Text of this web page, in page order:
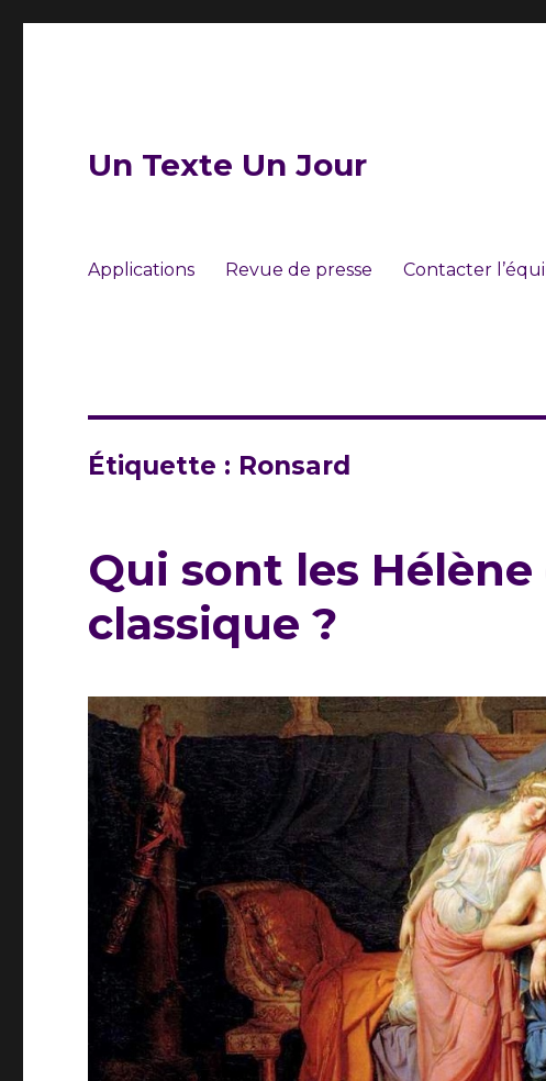
Un Texte Un Jour
Applications Revue de presse Contacter
Étiquette : Ronsard
Qui sont les
classique ?